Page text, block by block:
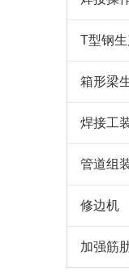
T型钢
箱形梁
焊接工
管道组
修边机
加强筋